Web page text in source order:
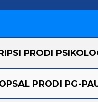
PRODI
PRODI PG-